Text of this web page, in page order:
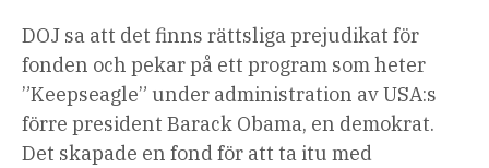
DOJ sa att det finns rättsliga prejudikat för
fonden och pekar på ett program som heter
”Keepseagle” under administration av USA:s
förre president Barack Obama, en demokrat.
Det skapade en fond för att ta itu med